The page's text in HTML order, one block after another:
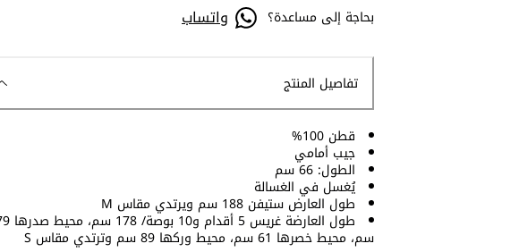
بحاجة إلى مساعدة؟ واتساب
تفاصيل المنتج
قطن 100%
جيب أمامي
الطول: 66 سم
يُغسل في الغسالة
طول العارض ستيفن 188 سم ويرتدي مقاس M
طول العارضة غريس 5
سم، محيط خصرها 61 سم، محيط وركها 89 سم وترتدي مقاس S